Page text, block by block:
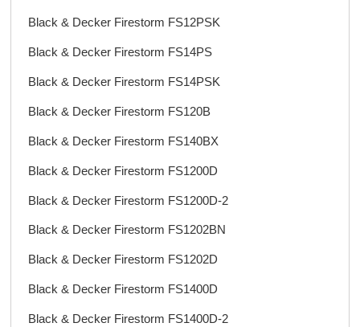
Black & Decker Firestorm FS12PSK
Black & Decker Firestorm FS14PS
Black & Decker Firestorm FS14PSK
Black & Decker Firestorm FS120B
Black & Decker Firestorm FS140BX
Black & Decker Firestorm FS1200D
Black & Decker Firestorm FS1200D-2
Black & Decker Firestorm FS1202BN
Black & Decker Firestorm FS1202D
Black & Decker Firestorm FS1400D
Black & Decker Firestorm FS1400D-2